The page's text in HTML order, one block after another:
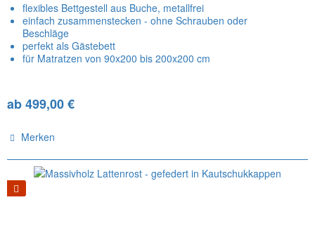
flexibles Bettgestell aus Buche, metallfrei
einfach zusammenstecken - ohne Schrauben oder
Beschläge
perfekt als Gästebett
für Matratzen von 90x200 bis 200x200 cm
ab 499,00 €
Merken